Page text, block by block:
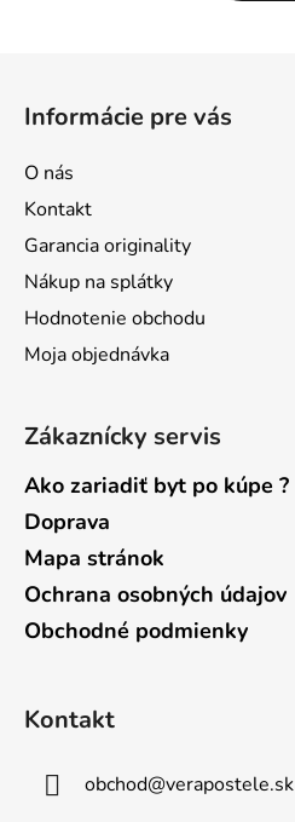
Informácie pre vás
O nás
Kontakt
Garancia originality
Nákup na splátky
Hodnotenie obchodu
Moja objednávka
Zákaznícky servis
Ako zariadiť byt po kúpe ?
Doprava
Mapa stránok
Ochrana osobných údajov
Obchodné podmienky
Kontakt
obchod@verapostele.sk